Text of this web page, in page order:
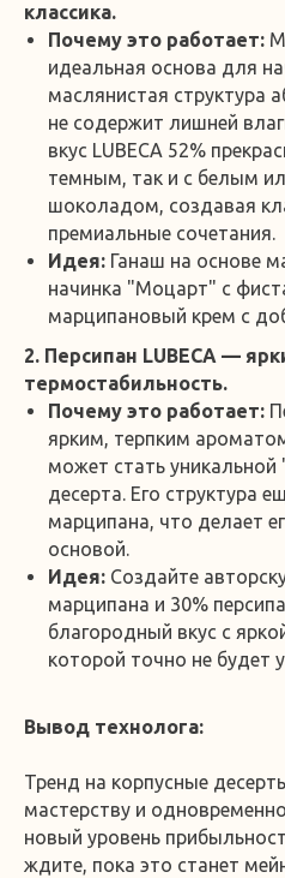
классика.
Почему это работает:
идеальная основа для
маслянистая структура
не содержит лишней
вкус LUBECA 52%
темным, так и с белым
шоколадом, создавая
премиальные сочетания.
Идея: Ганаш на основе
начинка "Моцарт" с
марципановый крем с
2. Персипан LUBECA —
термостабильность.
Почему это работает:
ярким, терпким
может стать
десерта. Его структура
марципана, что делает
основой.
Идея: Создайте
марципана и 30%
благородный вкус с
которой точно не будет
Вывод технолога:
Тренд на корпусные
мастерству и
новый уровень
ждите, пока это станет